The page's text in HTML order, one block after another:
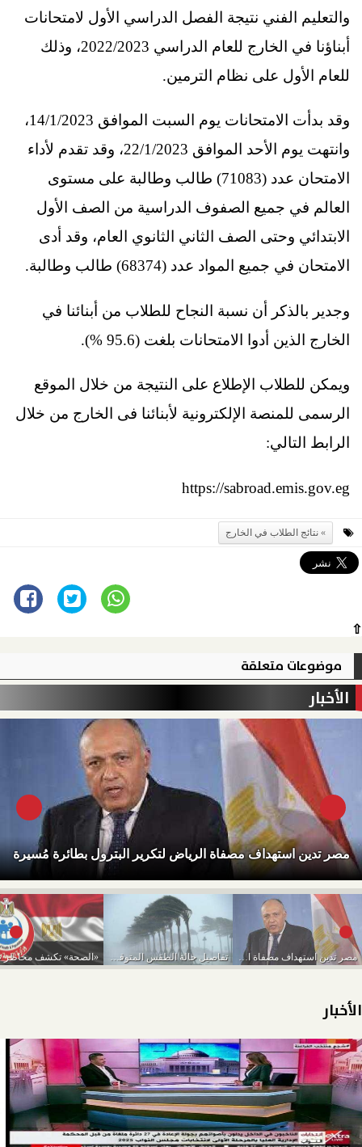
والتعليم الفني نتيجة الفصل الدراسي الأول لامتحانات
أبناؤنا في الخارج للعام الدراسي 2022/2023، وذلك
للعام الأول على نظام الترمين.
وقد بدأت الامتحانات يوم السبت الموافق 14/1/2023،
وانتهت يوم الأحد الموافق 22/1/2023، وقد تقدم لأداء
الامتحان عدد (71083) طالب وطالبة على مستوى
العالم في جميع الصفوف الدراسية من الصف الأول
الابتدائي وحتى الصف الثاني الثانوي العام، وقد أدى
الامتحان في جميع المواد عدد (68374) طالب وطالبة.
وجدير بالذكر أن نسبة النجاح للطلاب من أبنائنا في
الخارج الذين أدوا الامتحانات بلغت (95.6 %).
ويمكن للطلاب الإطلاع على النتيجة من خلال الموقع
الرسمى للمنصة الإلكترونية لأبنائنا فى الخارج من خلال
الرابط التالي:
https://sabroad.emis.gov.eg
نتائج الطلاب في الخارج
⇧
موضوعات متعلقة
الأخبار
مصر تدين استهداف مصفاة الرياض لتكرير البترول بطائرة مُسيرة
مصر تدين استهداف مصفاة الرياض لتكرير البترول بطائرة... تفاصيل حالة الطقس المتوقعة من اليوم حتى الخميس...
الأخبار